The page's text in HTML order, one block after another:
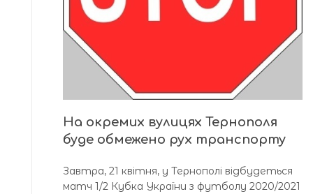
На окремих вулицях Тернополя
буде обмежено рух транспорту
Завтра, 21 квітня, у Тернополі відбудеться
матч 1/2 Кубка України з футболу 2020/2021